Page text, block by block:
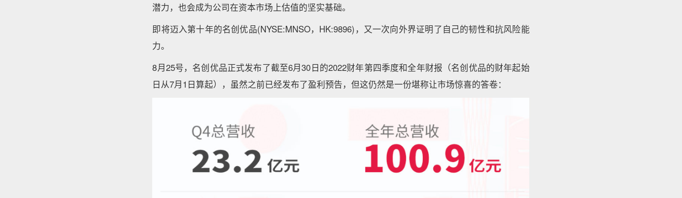
潜力，也会成为公司在资本市场上估值的坚实基础。
即将迈入第十年的名创优品(NYSE:MNSO，HK:9896)，又一次向外界证明了自己的韧性和抗风险能
力。
8月25号，名创优品正式发布了截至6月30日的2022财年第四季度和全年财报（名创优品的财年起始
日从7月1日算起），虽然之前已经发布了盈利预告，但这仍然是一份堪称让市场惊喜的答卷：